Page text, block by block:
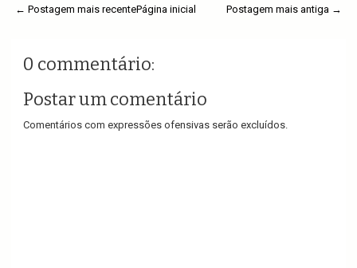
← Postagem mais recente Postagem mais antiga →
Página inicial
0 commentário:
Postar um comentário
Comentários com expressões ofensivas serão excluídos.